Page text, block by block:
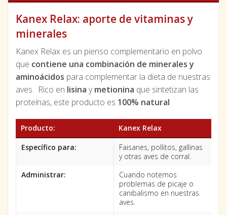
Kanex Relax: aporte de vitaminas y
minerales
Kanex Relax es un pienso complementario en polvo
que contiene una combinación de minerales y
aminoácidos para complementar la dieta de nuestras
aves. Rico en lisina ymetionina que sintetizan las
proteínas, este producto es 100% natural
Producto:
Kanex Relax
Específico para:
Faisanes, pollitos, gallinas
y otras aves de corral.
Administrar:
Cuando notemos
problemas de picaje o
canibalismo en nuestras
aves.